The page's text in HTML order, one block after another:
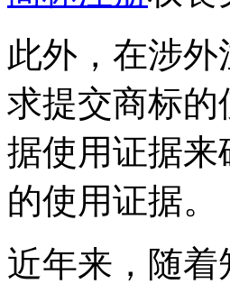
此外，在涉
求提交商标
据使用证据
的使用证据。
近年来，随